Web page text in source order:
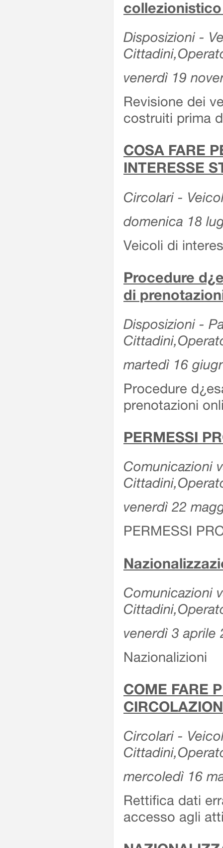
Disposizioni -
venerdì 19
Revisione dei
costruiti prima
COSA FARE
INTERESSE
Circolari -
domenica 18
Veicoli di
Procedure
di
Disposizioni -
martedì 16
Procedure
prenotazioni
PERMESSI
Comunicazioni
venerdì 22
PERMESSI
Comunicazioni
venerdì 3 aprile
Nazionalizioni
COME FARE
Circolari -
mercoledì 16
Rettifica dati
accesso agli